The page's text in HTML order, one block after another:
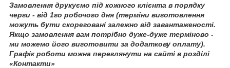
Замовлення друкуємо під кожного клієнта в порядку
черги - від 1го робочого дня (терміни виготовлення
можуть бути скореговані залежно від завантаженості.
Якщо замовлення вам потрібно дуже-дуже терміново -
ми можемо його виготовити за додаткову оплату).
Графік роботи можна переглянути на сайті в розділі
«Контакти»